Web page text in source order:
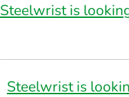
Steelwrist is
Steelwrist is